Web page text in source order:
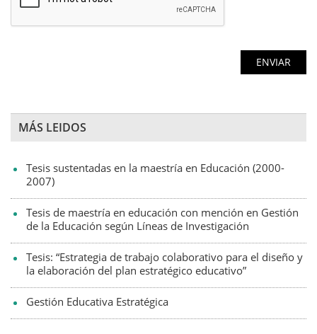
MÁS LEIDOS
Tesis sustentadas en la maestría en Educación (2000-
2007)
Tesis de maestría en educación con mención en Gestión
de la Educación según Líneas de Investigación
Tesis: “Estrategia de trabajo colaborativo para el diseño y
la elaboración del plan estratégico educativo”
Gestión Educativa Estratégica